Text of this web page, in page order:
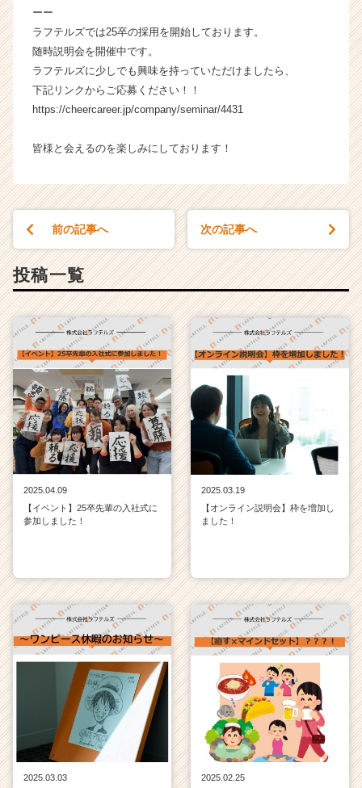
a
r
e
e
r）
ーー
ラフテルズでは25卒の採用を開始しております。
随時説明会を開催中です。
ラフテルズに少しでも興味を持っていただけましたら、
下記リンクからご応募ください！！
https://cheercareer.jp/company/seminar/4431
皆様と会えるのを楽しみにしております！
前の記事へ 次の記事へ
投稿一覧
2025.04.09
【イベント】25卒先輩の入社式に
参加しました！
2025.03.19
【オンライン説明会】枠を増加し
ました！
2025.03.03 2025.02.25